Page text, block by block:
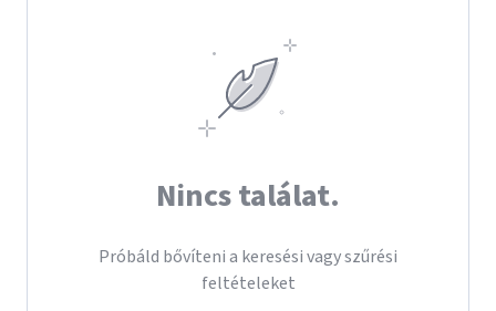
Nincs találat.
Próbáld bővíteni a keresési vagy szűrési
feltételeket